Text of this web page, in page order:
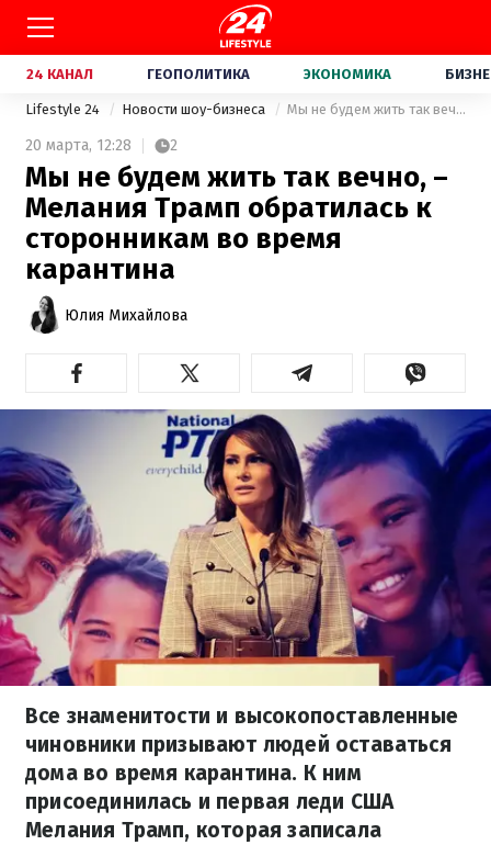
24 КАНАЛ ГЕОПОЛИТИКА ЭКОНОМИКА
Lifestyle 24 Новости шоу-бизнеса Мы не будем жить так вечно, – Мелания Трамп обратилась к сторонникам во время карантина
20 марта, 12:28 2
Мы не будем жить так вечно, –
Мелания Трамп обратилась к
сторонникам во время
карантина
Юлия Михайлова
Все знаменитости и высокопоставленные
чиновники призывают людей оставаться
дома во время карантина. К ним
присоединилась и первая леди США
Мелания Трамп, которая записала